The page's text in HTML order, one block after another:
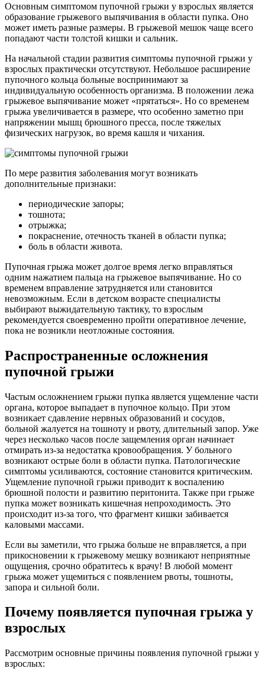
Основным симптомом пупочной грыжи у взрослых является
образование грыжевого выпячивания в области пупка. Оно
может иметь разные размеры. В грыжевой мешок чаще всего
попадают части толстой кишки и сальник.
На начальной стадии развития симптомы пупочной грыжи у
взрослых практически отсутствуют. Небольшое расширение
пупочного кольца больные воспринимают за
индивидуальную особенность организма. В положении лежа
грыжевое выпячивание может «прятаться». Но со временем
грыжа увеличивается в размере, что особенно заметно при
напряжении мышц брюшного пресса, после тяжелых
физических нагрузок, во время кашля и чихания.
По мере развития заболевания могут возникать
дополнительные признаки:
периодические запоры;
тошнота;
отрыжка;
покраснение, отечность тканей в области пупка;
боль в области живота.
Пупочная грыжа может долгое время легко вправляться
одним нажатием пальца на грыжевое выпячивание. Но со
временем вправление затрудняется или становится
невозможным. Если в детском возрасте специалисты
выбирают выжидательную тактику, то взрослым
рекомендуется своевременно пройти оперативное лечение,
пока не возникли неотложные состояния.
Распространенные осложнения
пупочной грыжи
Частым осложнением грыжи пупка является ущемление части
органа, которое выпадает в пупочное кольцо. При этом
возникает сдавление нервных образований и сосудов,
больной жалуется на тошноту и рвоту, длительный запор. Уже
через несколько часов после защемления орган начинает
отмирать из-за недостатка кровообращения. У больного
возникают острые боли в области пупка. Патологические
симптомы усиливаются, состояние становится критическим.
Ущемление пупочной грыжи приводит к воспалению
брюшной полости и развитию перитонита. Также при грыже
пупка может возникать кишечная непроходимость. Это
происходит из-за того, что фрагмент кишки забивается
каловыми массами.
Если вы заметили, что грыжа больше не вправляется, а при
прикосновении к грыжевому мешку возникают неприятные
ощущения, срочно обратитесь к врачу! В любой момент
грыжа может ущемиться с появлением рвоты, тошноты,
запора и сильной боли.
Почему появляется пупочная грыжа у
взрослых
Рассмотрим основные причины появления пупочной грыжи у
взрослых: